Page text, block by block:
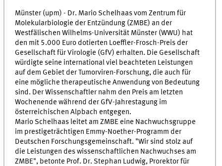
Münster (upm) - Dr. Mario Schelhaas vom Zentrum für
Molekularbiologie der Entzündung (ZMBE) an der
Westfälischen Wilhelms-Universität Münster (WWU) hat
den mit 5.000 Euro dotierten Loeffler-Frosch-Preis der
Gesellschaft für Virologie (GfV) erhalten. Die Gesellschaft
würdigte seine international viel beachteten Leistungen
auf dem Gebiet der Tumorviren-Forschung, die auch für
eine mögliche therapeutische Anwendung von Bedeutung
sind. Der Wissenschaftler nahm den Preis am letzten
Wochenende während der GfV-Jahrestagung im
österreichischen Alpbach entgegen.
Mario Schelhaas leitet am ZMBE eine Nachwuchsgruppe
im prestigeträchtigen Emmy-Noether-Programm der
Deutschen Forschungsgemeinschaft. "Wir sind stolz auf
die Leistungen des wissenschaftlichen Nachwuchses am
ZMBE", betonte Prof. Dr. Stephan Ludwig, Prorektor für